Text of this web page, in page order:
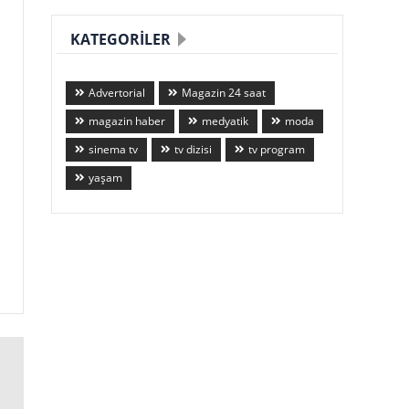
KATEGORILER
Advertorial
Magazin 24 saat
magazin haber
medyatik
moda
sinema tv
tv dizisi
tv program
yaşam